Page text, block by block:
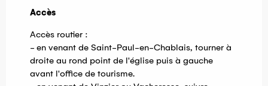
Accès
Accès
Accès routier :
- en venant de Saint-Paul-en-Chablais, tourner à
droite au rond point de l'église puis à gauche
avant l'office de tourisme.